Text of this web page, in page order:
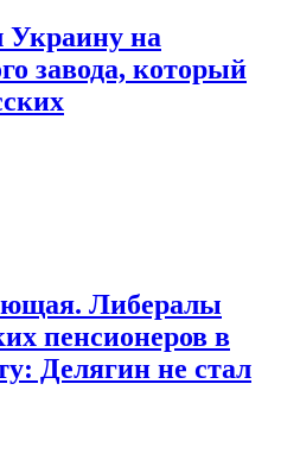
Украину на
завода, который
Либералы
пенсионеров в
Делягин не стал